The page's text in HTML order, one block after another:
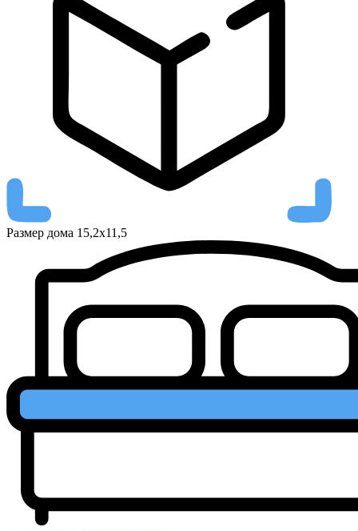
Размер дома 15,2х11,5